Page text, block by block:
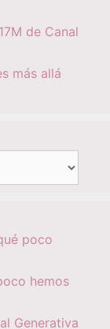
de Canal
más allá
poco
hemos
Generativa